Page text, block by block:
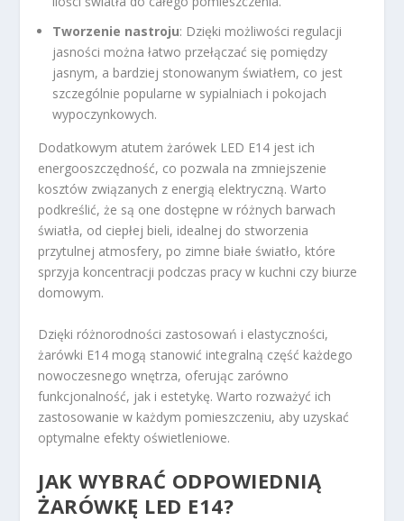
Tworzenie nastroju: Dzięki możliwości regulacji
jasności można łatwo przełączać się pomiędzy
jasnym, a bardziej stonowanym światłem, co jest
szczególnie popularne w sypialniach i pokojach
wypoczynkowych.
Dodatkowym atutem żarówek LED E14 jest ich
energooszczędność, co pozwala na zmniejszenie
kosztów związanych z energią elektryczną. Warto
podkreślić, że są one dostępne w różnych barwach
światła, od ciepłej bieli, idealnej do stworzenia
przytulnej atmosfery, po zimne białe światło, które
sprzyja koncentracji podczas pracy w kuchni czy biurze
domowym.
Dzięki różnorodności zastosowań i elastyczności,
żarówki E14 mogą stanowić integralną część każdego
nowoczesnego wnętrza, oferując zarówno
funkcjonalność, jak i estetykę. Warto rozważyć ich
zastosowanie w każdym pomieszczeniu, aby uzyskać
optymalne efekty oświetleniowe.
JAK WYBRAĆ ODPOWIEDNIĄ
ŻARÓWKĘ LED E14?